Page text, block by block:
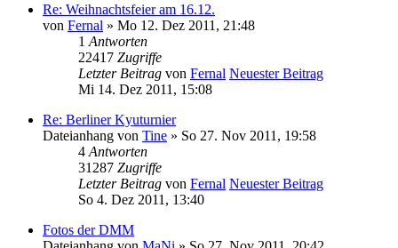
Re: Weihnachtsfeier am 16.12.
von Fernal » Mo 12. Dez 2011, 21:48
1 Antworten
22417 Zugriffe
Letzter Beitrag von Fernal Neuester Beitrag
Mi 14. Dez 2011, 15:08
Re: Berliner Kyuturnier
Dateianhang von Tine » So 27. Nov 2011, 19:58
4 Antworten
31287 Zugriffe
Letzter Beitrag von Fernal Neuester Beitrag
So 4. Dez 2011, 13:40
Fotos der DMM